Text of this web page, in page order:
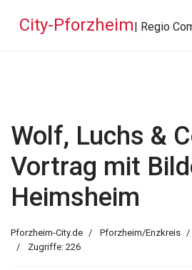
City-Pforzheim| Regio
Wolf, Luchs &
Vortrag mit
Heimsheim
Pforzheim-City.de Pforzheim/Enzkreis
Zugriffe: 226